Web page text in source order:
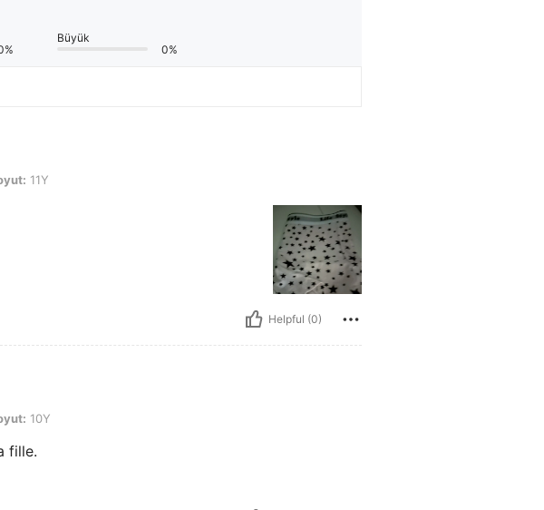
Büyük
0%
11Y
Helpful (0)
10Y
fille.